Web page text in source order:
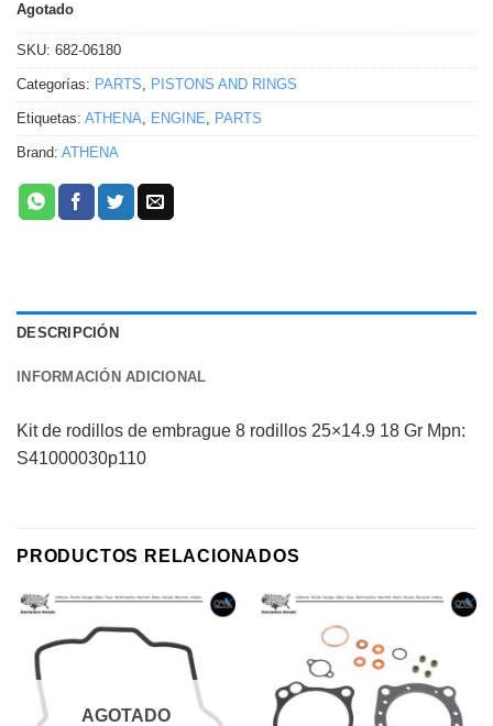
Agotado
SKU: 682-06180
Categorías: PARTS, PISTONS AND RINGS
Etiquetas: ATHENA, ENGINE, PARTS
Brand: ATHENA
DESCRIPCIÓN
INFORMACIÓN ADICIONAL
Kit de rodillos de embrague 8 rodillos 25×14.9 18 Gr Mpn:
S41000030p110
PRODUCTOS RELACIONADOS
AGOTADO